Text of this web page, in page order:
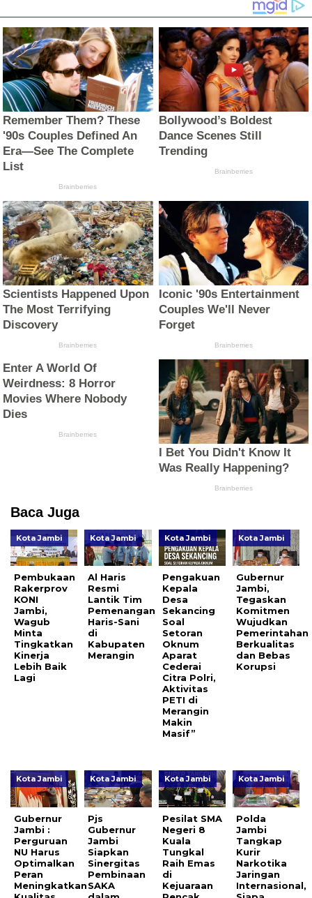
Baca Juga
Kota Jambi
Pembukaan
Rakerprov
KONI
Jambi,
Wagub
Minta
Tingkatkan
Kinerja
Lebih Baik
Lagi
Kota Jambi
Al Haris
Resmi
Lantik Tim
Pemenangan
Haris-Sani
di
Kabupaten
Merangin
Kota Jambi
Pengakuan
Kepala
Desa
Sekancing
Soal
Setoran
Oknum
Aparat
Cederai
Citra Polri,
Aktivitas
PETI di
Merangin
Makin
Masif”
Kota Jambi
Gubernur
Jambi,
Tegaskan
Komitmen
Wujudkan
Pemerintahan
Berkualitas
dan Bebas
Korupsi
Kota Jambi
Gubernur
Jambi :
Perguruan
NU Harus
Optimalkan
Peran
Meningkatkan
Kota Jambi
Pjs
Gubernur
Jambi
Siapkan
Sinergitas
Pembinaan
SAKA
Kota Jambi
Pesilat SMA
Negeri 8
Kuala
Tungkal
Raih Emas
di
Kejuaraan
Kota Jambi
Polda
Jambi
Tangkap
Kurir
Narkotika
Jaringan
Internasional,